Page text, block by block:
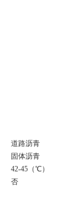
道路沥青
固体沥青
42-45（℃）
否